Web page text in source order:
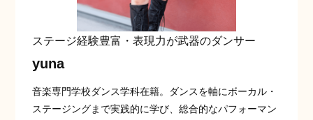
ステージ経験豊富・表現力が武器のダンサー
yuna
音楽専門学校ダンス学科在籍。ダンスを軸にボーカル・
ステージングまで実践的に学び、総合的なパフォーマン